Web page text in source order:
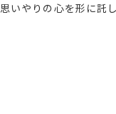
思いやりの心を形に託